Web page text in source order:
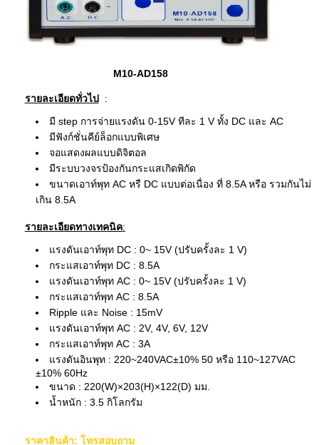
M10-AD158
รายละเอียดทั่วไป :
มี step การจ่ายแรงดัน 0-15V ทีละ 1 V ทั้ง DC และ AC
มีฟังก์ชั่นคีย์ล็อกแบบพิเศษ
จอแสดงผลแบบดิจิตอล
มีระบบวงจรป้องกันกระแสเกิดพิกัด
ขนาดเอาท์พุท AC หรื DC แบบต่อเนื่อง ที่ 8.5A หรือ รวมกันไม่
เกิน 8.5A
รายละเอียดทางเทคนิค:
แรงดันเอาท์พุท DC : 0~ 15V (ปรับครั้งละ 1 V)
กระแสเอาท์พุท DC : 8.5A
แรงดันเอาท์พุท AC : 0~ 15V (ปรับครั้งละ 1 V)
กระแสเอาท์พุท AC : 8.5A
Ripple และ Noise : 15mV
แรงดันเอาท์พุท AC : 2V, 4V, 6V, 12V
กระแสเอาท์พุท AC : 3A
แรงดันอินพุท : 220~240VAC±10% 50 หรือ 110~127VAC
±10% 60Hz
ขนาด : 220(W)×203(H)×122(D) มม.
น้ำหนัก : 3.5 กิโลกรัม
ราคาสินค้า: โทรสอบถาม